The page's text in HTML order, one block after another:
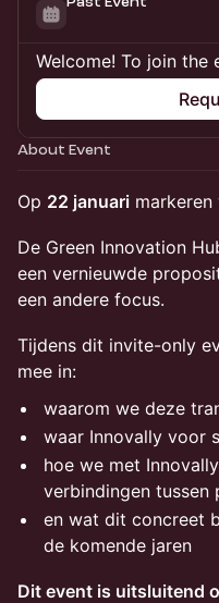
Welcome! To join the
About Event
Op 22 januari
De Green Innovation
een vernieuwde
een andere focus.
Tijdens dit invite-only
mee in:
waarom we deze
waar Innovally voor
hoe we met
verbindingen
en wat dit concreet
de komende jaren
Dit event is uitsluitend